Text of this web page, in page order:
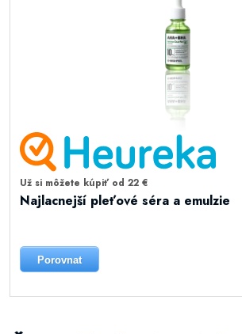
Už si môžete kúpiť od 22 €
Najlacnejší pleťové séra a emulzie
Porovnat